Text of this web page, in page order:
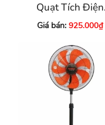
Quạt Tích Điện
Honjianda HJD-FL
301
Giá bán: 925.000₫